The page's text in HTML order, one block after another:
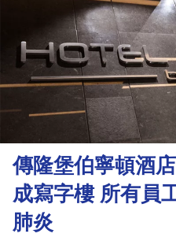
題
投
資
樓
市
理
財
商
傳隆堡伯寧頓酒
成寫字樓 所有員
肺炎